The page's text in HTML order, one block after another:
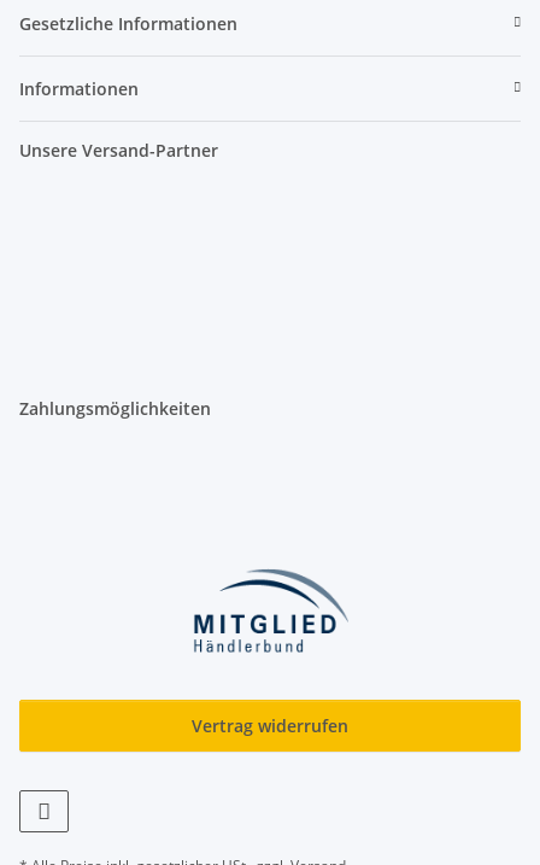
Gesetzliche Informationen
Informationen
Unsere Versand-Partner
Zahlungsmöglichkeiten
Vertrag widerrufen